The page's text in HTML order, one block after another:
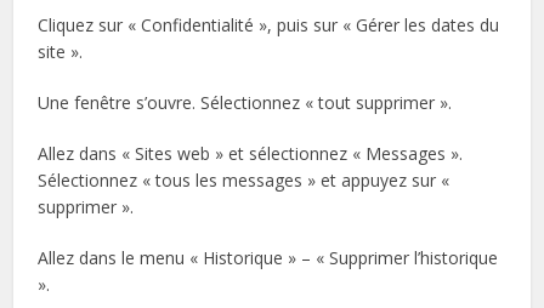
Cliquez sur « Confidentialité », puis sur « Gérer les dates du
site ».
Une fenêtre s’ouvre. Sélectionnez « tout supprimer ».
Allez dans « Sites web » et sélectionnez « Messages ».
Sélectionnez « tous les messages » et appuyez sur «
supprimer ».
Allez dans le menu « Historique » – « Supprimer l’historique
».